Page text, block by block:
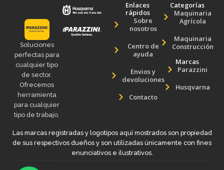
Soluciones
perfectas para
cualquier tipo
de sector.
Ofrecemos
herramienta
para cualquier
tipo de trabajo.
Enlaces
rápidos
Sobre
nosotros
Centro de
ayuda
Envios y
devoluciones
Contacto
Categorías
Maquinaria
Agrícola
Maquinaria
Construcción
Marcas
Parazzini
Husqvarna
Las marcas registradas y logotipos aquí mostrados son propiedad
de sus respectivos dueños y son utilizadas únicamente con fines
enunciativos e ilustrativos.